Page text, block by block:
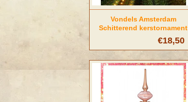
Vondels Amsterdam
Schitterend kerstornament
Nijntje delftsblauw€18,50